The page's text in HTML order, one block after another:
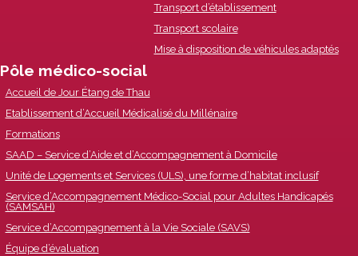
Transport d’établissement
Transport scolaire
Mise à disposition de véhicules adaptés
Pôle médico-social
Accueil de Jour Étang de Thau
Etablissement d’Accueil Médicalisé du Millénaire
Formations
SAAD – Service d’Aide et d’Accompagnement à Domicile
Unité de Logements et Services (ULS), une forme d’habitat inclusif
Service d’Accompagnement Médico-Social pour Adultes Handicapés
(SAMSAH)
Service d’Accompagnement à la Vie Sociale (SAVS)
Équipe d’évaluation